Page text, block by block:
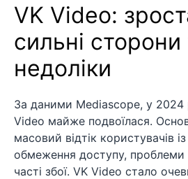
VK Video:
сильні сторони
недоліки
За даними Mediascope, у 2024
Video майже подвоїлася.
масовий відтік користувачів
обмеження доступу, проблеми
часті збої. VK Video стало